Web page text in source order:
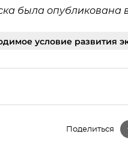
была опубликована
условие развития
Поделиться